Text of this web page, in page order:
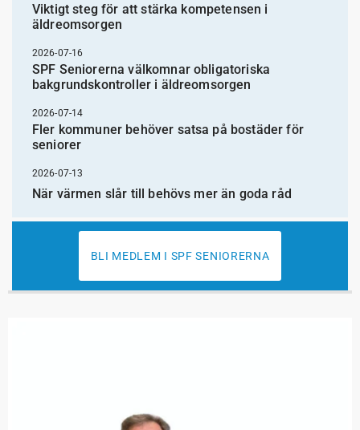
Viktigt steg för att stärka kompetensen i
äldreomsorgen
2026-07-16
SPF Seniorerna välkomnar obligatoriska
bakgrundskontroller i äldreomsorgen
2026-07-14
Fler kommuner behöver satsa på bostäder för
seniorer
2026-07-13
När värmen slår till behövs mer än goda råd
BLI MEDLEM I SPF SENIORERNA